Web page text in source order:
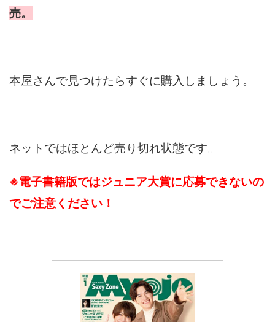
売。
本屋さんで見つけたらすぐに購入しましょう。
ネットではほとんど売り切れ状態です。
※電子書籍版ではジュニア大賞に応募できないの
でご注意ください！